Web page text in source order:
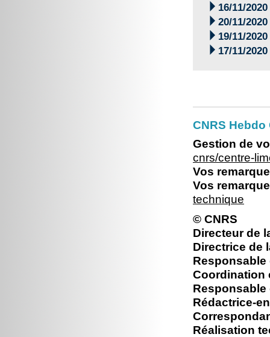
 16/11/2020
 20/11/2020
 19/11/2020
 17/11/2020
CNRS
Gestion de
cnrs/centre-
Vos
Vos
technique
© CNRS
Directeur de
Directrice de
Coordination
Rédactrice-
Réalisation